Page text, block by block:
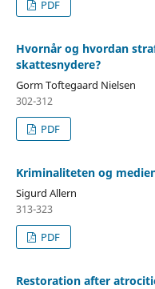
PDF
Hvornår og hvordan
skattesnydere?
Gorm Toftegaard Nielsen
302-312
PDF
Kriminaliteten og
Sigurd Allern
313-323
PDF
Restoration after